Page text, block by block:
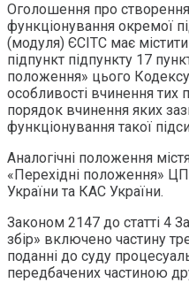
Оголошення про
функціонування окремої
(модуля) ЄСІТС має
підпункт підпункту 17
положення» цього
особливості вчинення тих
порядок вчинення яких
функціонування такої
Аналогічні положення
«Перехідні положення»
України та КАС України.
Законом 2147 до статті 4
збір» включено частину
поданні до суду
передбачених частиною